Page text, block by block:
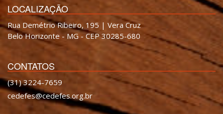
LOCALIZAÇÃO
Rua Demétrio Ribeiro, 195 | Vera Cruz
Belo Horizonte - MG - CEP 30285-680
CONTATOS
(31) 3224-7659
cedefes@cedefes.org.br